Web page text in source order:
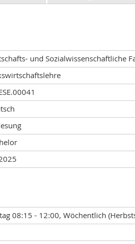
und Sozialwissenschaftliche
08:15 - 12:00, Wöchentlich